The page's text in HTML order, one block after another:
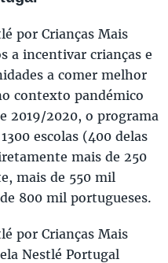
por Crianças Mais
a incentivar crianças e
a comer melhor
contexto pandémico
2019/2020, o programa
escolas (400 delas
mais de 250
mais de 550 mil
800 mil portugueses.
por Crianças Mais
Nestlé Portugal